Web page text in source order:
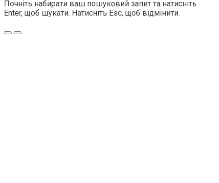
Почніть набирати ваш пошуковий запит та натисніть
Enter, щоб шукати. Натисніть Esc, щоб відмінити.
Меню